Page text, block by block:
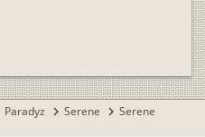
Paradyz chevron_right Serene chevron_right Serene